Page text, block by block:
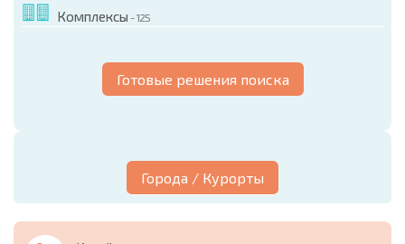
Комплексы - 125
Готовые решения поиска
Города / Курорты